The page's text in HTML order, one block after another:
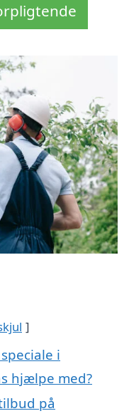
i
hjælpe med?
på